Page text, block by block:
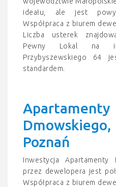
ideału, ale jest
Współpraca z biurem
Liczba usterek
Pewny Lokal na
Przybyszewskiego 64
standardem.
Apartamenty
Dmowskiego,
Poznań
Inwestycja Apartamenty
przez dewelopera jest
Współpraca z biurem